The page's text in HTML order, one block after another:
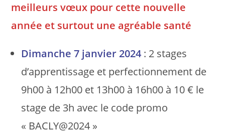
meilleurs vœux pour cette nouvelle
année et surtout une agréable santé
Dimanche 7 janvier 2024 : 2 stages
d’apprentissage et perfectionnement de
9h00 à 12h00 et 13h00 à 16h00 à 10 € le
stage de 3h avec le code promo
« BACLY@2024 »